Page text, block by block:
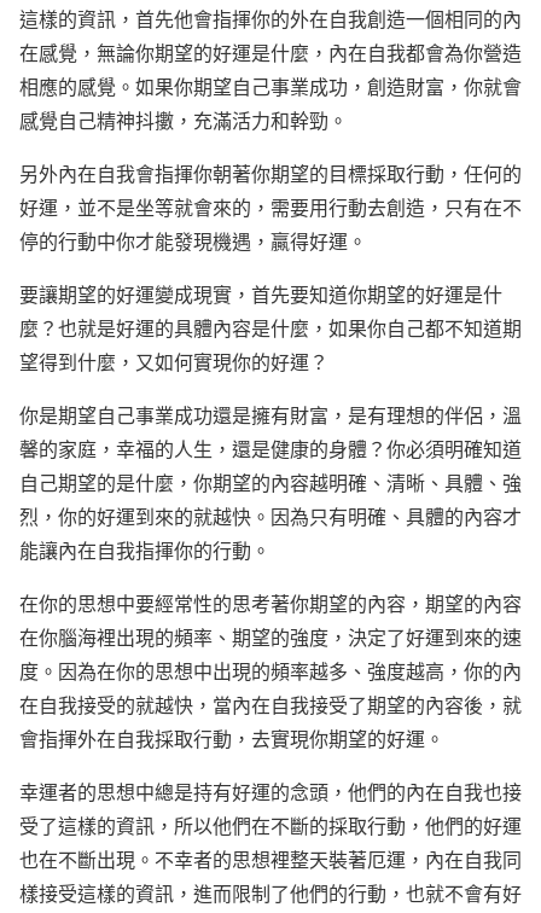
這樣的資訊，首先他會指揮你的外在自我創造一個相同的內
在感覺，無論你期望的好運是什麼，內在自我都會為你營造
相應的感覺。如果你期望自己事業成功，創造財富，你就會
感覺自己精神抖擻，充滿活力和幹勁。
另外內在自我會指揮你朝著你期望的目標採取行動，任何的
好運，並不是坐等就會來的，需要用行動去創造，只有在不
停的行動中你才能發現機遇，贏得好運。
要讓期望的好運變成現實，首先要知道你期望的好運是什
麼？也就是好運的具體內容是什麼，如果你自己都不知道期
望得到什麼，又如何實現你的好運？
你是期望自己事業成功還是擁有財富，是有理想的伴侶，溫
馨的家庭，幸福的人生，還是健康的身體？你必須明確知道
自己期望的是什麼，你期望的內容越明確、清晰、具體、強
烈，你的好運到來的就越快。因為只有明確、具體的內容才
能讓內在自我指揮你的行動。
在你的思想中要經常性的思考著你期望的內容，期望的內容
在你腦海裡出現的頻率、期望的強度，決定了好運到來的速
度。因為在你的思想中出現的頻率越多、強度越高，你的內
在自我接受的就越快，當內在自我接受了期望的內容後，就
會指揮外在自我採取行動，去實現你期望的好運。
幸運者的思想中總是持有好運的念頭，他們的內在自我也接
受了這樣的資訊，所以他們在不斷的採取行動，他們的好運
也在不斷出現。不幸者的思想裡整天裝著厄運，內在自我同
樣接受這樣的資訊，進而限制了他們的行動，也就不會有好